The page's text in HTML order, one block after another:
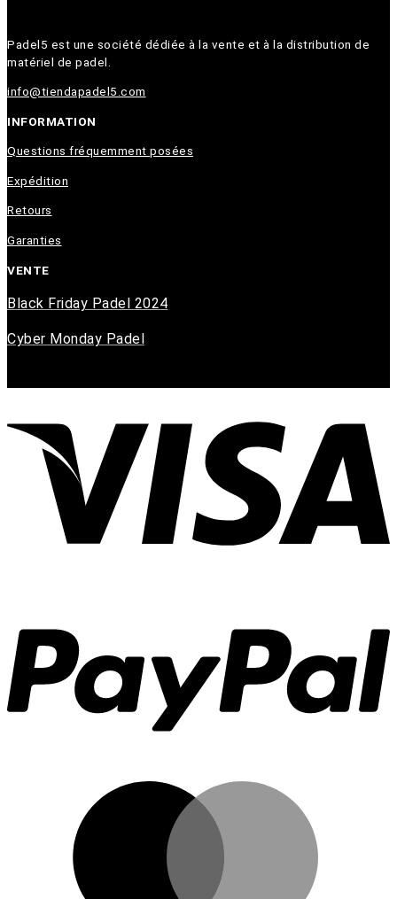
Padel5 est une société dédiée à la vente et à la distribution de
matériel de padel.
info@tiendapadel5.com
INFORMATION
Questions fréquemment posées
Expédition
Retours
Garanties
VENTE
Black Friday Padel 2024
Cyber Monday Padel